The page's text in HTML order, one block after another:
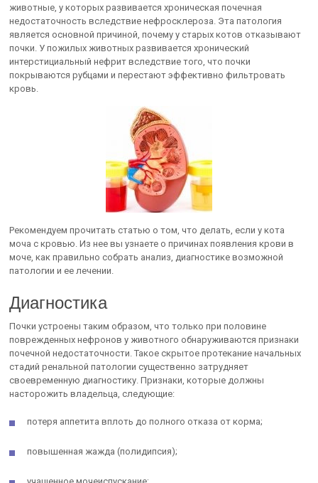
животные, у которых развивается хроническая почечная
недостаточность вследствие нефросклероза. Эта патология
является основной причиной, почему у старых котов отказывают
почки. У пожилых животных развивается хронический
интерстициальный нефрит вследствие того, что почки
покрываются рубцами и перестают эффективно фильтровать
кровь.
Рекомендуем прочитать статью о том, что делать, если у кота
моча с кровью. Из нее вы узнаете о причинах появления крови в
моче, как правильно собрать анализ, диагностике возможной
патологии и ее лечении.
Диагностика
Почки устроены таким образом, что только при половине
поврежденных нефронов у животного обнаруживаются признаки
почечной недостаточности. Такое скрытое протекание начальных
стадий ренальной патологии существенно затрудняет
своевременную диагностику. Признаки, которые должны
насторожить владельца, следующие:
потеря аппетита вплоть до полного отказа от корма;
повышенная жажда (полидипсия);